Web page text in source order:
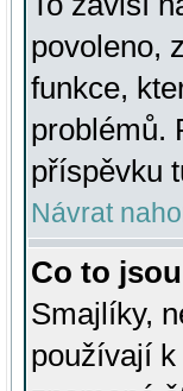
povoleno,
funkce,
problémů.
příspěvku
Návrat
Co to
Smajlíky,
používají